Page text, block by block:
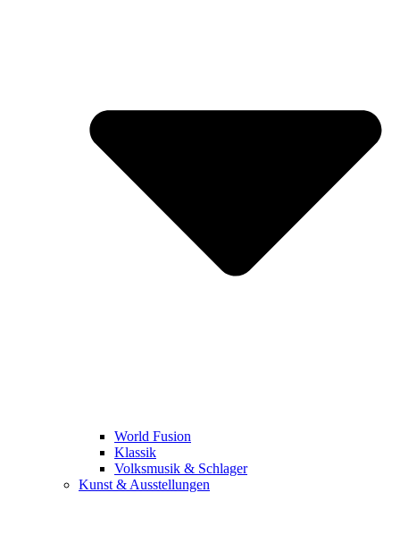
World Fusion
Klassik
Volksmusik & Schlager
Kunst & Ausstellungen